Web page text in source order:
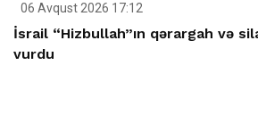
06 Avqust 2026 17:12
İsrail “Hizbullah”ın qərargah və
vurdu